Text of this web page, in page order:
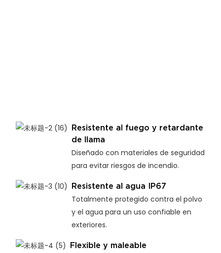
Resistente al fuego y retardante
de llama
Diseñado con materiales de seguridad
para evitar riesgos de incendio.
Resistente al agua IP67
Totalmente protegido contra el polvo
y el agua para un uso confiable en
exteriores.
Flexible y maleable